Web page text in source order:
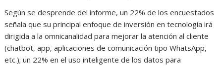
Según se desprende del informe, un 22% de los encuestados
señala que su principal enfoque de inversión en tecnología irá
dirigida a la omnicanalidad para mejorar la atención al cliente
(chatbot, app, aplicaciones de comunicación tipo WhatsApp,
etc.); un 22% en el uso inteligente de los datos para